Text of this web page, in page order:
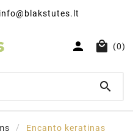
  (0)

Encanto keratinas